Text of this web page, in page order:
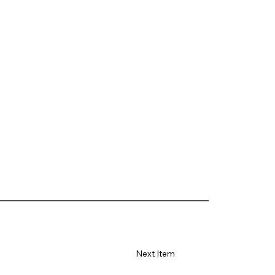
Next Item